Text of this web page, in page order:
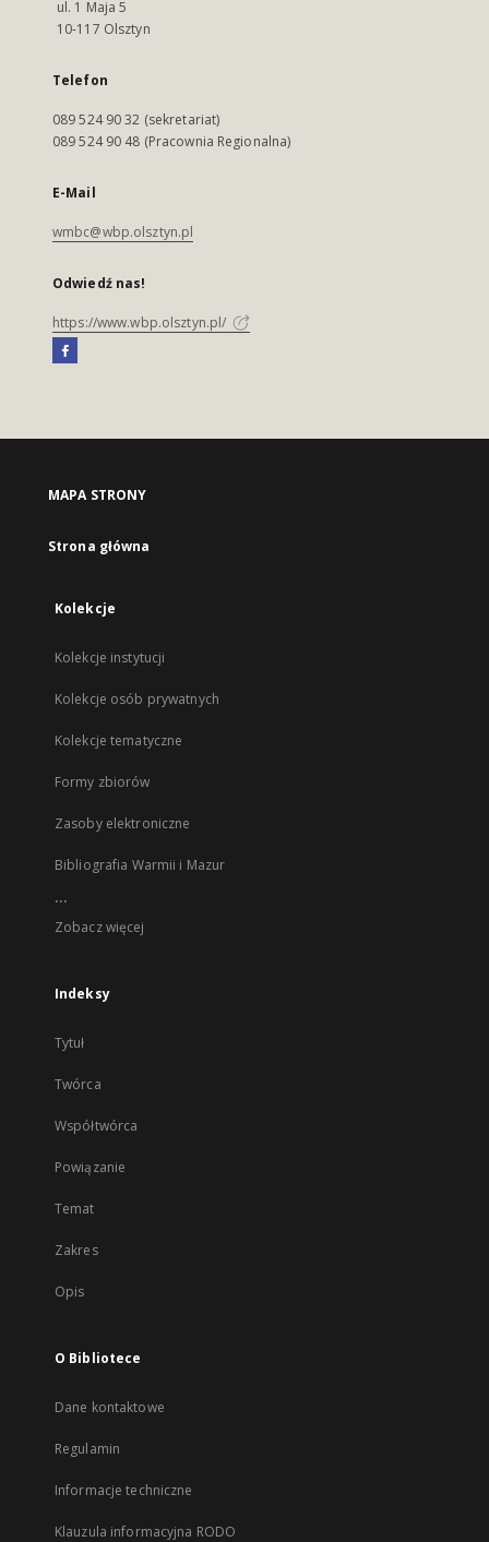
ul. 1 Maja 5
10-117 Olsztyn
Telefon
089 524 90 32 (sekretariat)
089 524 90 48 (Pracownia Regionalna)
E-Mail
wmbc@wbp.olsztyn.pl
Odwiedź nas!
https://www.wbp.olsztyn.pl/
MAPA STRONY
Strona główna
Kolekcje
Kolekcje instytucji
Kolekcje osób prywatnych
Kolekcje tematyczne
Formy zbiorów
Zasoby elektroniczne
Bibliografia Warmii i Mazur
...
Zobacz więcej
Indeksy
Tytuł
Twórca
Współtwórca
Powiązanie
Temat
Zakres
Opis
O Bibliotece
Dane kontaktowe
Regulamin
Informacje techniczne
Klauzula informacyjna RODO